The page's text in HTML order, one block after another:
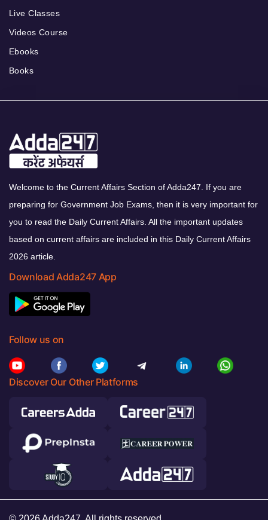
Live Classes
Videos Course
Ebooks
Books
Welcome to the Current Affairs Section of Adda247. If you are
preparing for Government Job Exams, then it is very important for
you to read the Daily Current Affairs. All the important updates
based on current affairs are included in this Daily Current Affairs
2026 article.
Download Adda247 App
Follow us on
Discover Our Other Platforms